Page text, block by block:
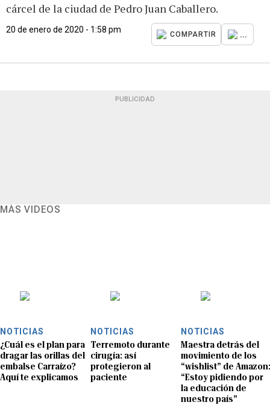
cárcel de la ciudad de Pedro Juan Caballero.
20 de enero de 2020 - 1:58 pm
COMPARTIR ...
PUBLICIDAD
MÁS VIDEOS
NOTICIAS
¿Cuál es el plan para
dragar las orillas del
embalse Carraízo?
Aquí te explicamos
NOTICIAS
Terremoto durante
cirugía: así
protegieron al
paciente
NOTICIAS
Maestra detrás del
movimiento de los
“wishlist” de Amazon:
“Estoy pidiendo por
la educación de
nuestro país”